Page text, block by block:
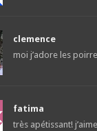
clemence
moi j’adore les
fatima
très apétissant!